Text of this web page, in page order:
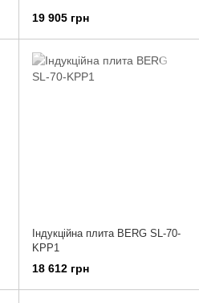
19 905 грн
Індукційна плита BERG SL-70-
KPP1
18 612 грн